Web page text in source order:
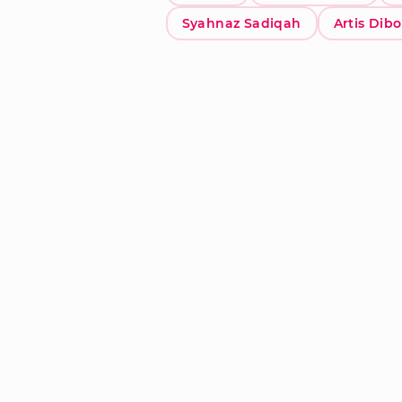
Syahnaz Sadiqah Artis